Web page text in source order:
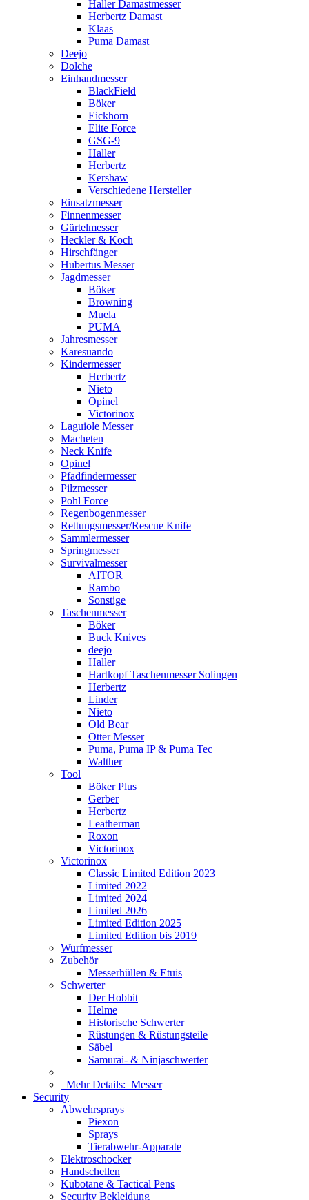
Haller Damastmesser
Herbertz Damast
Klaas
Puma Damast
Deejo
Dolche
Einhandmesser
BlackField
Böker
Eickhorn
Elite Force
GSG-9
Haller
Herbertz
Kershaw
Verschiedene Hersteller
Einsatzmesser
Finnenmesser
Gürtelmesser
Heckler & Koch
Hirschfänger
Hubertus Messer
Jagdmesser
Böker
Browning
Muela
PUMA
Jahresmesser
Karesuando
Kindermesser
Herbertz
Nieto
Opinel
Victorinox
Laguiole Messer
Macheten
Neck Knife
Opinel
Pfadfindermesser
Pilzmesser
Pohl Force
Regenbogenmesser
Rettungsmesser/Rescue Knife
Sammlermesser
Springmesser
Survivalmesser
AITOR
Rambo
Sonstige
Taschenmesser
Böker
Buck Knives
deejo
Haller
Hartkopf Taschenmesser Solingen
Herbertz
Linder
Nieto
Old Bear
Otter Messer
Puma, Puma IP & Puma Tec
Walther
Tool
Böker Plus
Gerber
Herbertz
Leatherman
Roxon
Victorinox
Victorinox
Classic Limited Edition 2023
Limited 2022
Limited 2024
Limited 2026
Limited Edition 2025
Limited Edition bis 2019
Wurfmesser
Zubehör
Messerhüllen & Etuis
Schwerter
Der Hobbit
Helme
Historische Schwerter
Rüstungen & Rüstungsteile
Säbel
Samurai- & Ninjaschwerter
Mehr Details: Messer
Security
Abwehrsprays
Piexon
Sprays
Tierabwehr-Apparate
Elektroschocker
Handschellen
Kubotane & Tactical Pens
Security Bekleidung